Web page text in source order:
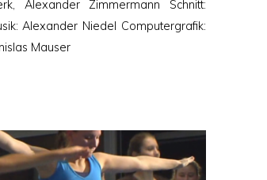
Alexander Zimmermann Schnitt:
Alexander Niedel Computergrafik:
Mauser